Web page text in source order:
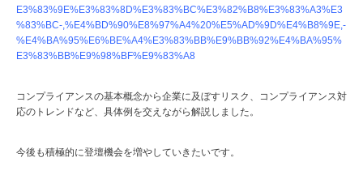
E3%83%9E%E3%83%8D%E3%83%BC%E3%82%B8%E3%83%A3%E3
%83%BC-,%E4%BD%90%E8%97%A4%20%E5%AD%9D%E4%B8%9E,-
%E4%BA%95%E6%BE%A4%E3%83%BB%E9%BB%92%E4%BA%95%
E3%83%BB%E9%98%BF%E9%83%A8
コンプライアンスの基本概念から企業に及ぼすリスク、コンプライアンス対
応のトレンドなど、具体例を交えながら解説しました。
今後も積極的に登壇機会を増やしていきたいです。